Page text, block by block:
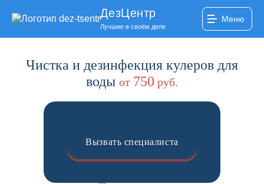
ДезЦентр
Лучшие в своём деле
Меню
Чистка и дезинфекция кулеров для
воды от 750 руб.
Вызвать специалиста